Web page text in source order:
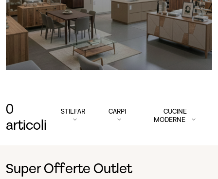
0
articoli
STILFAR CARPI
CUCINE
MODERNE
Super Offerte Outlet